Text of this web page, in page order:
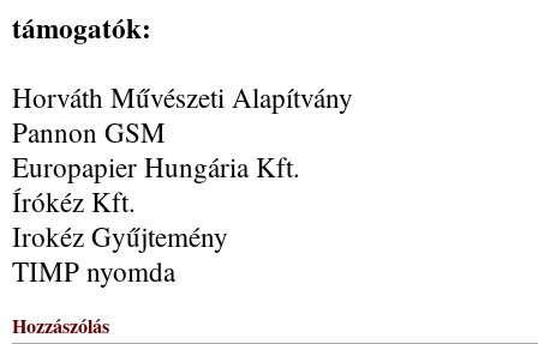
támogatók:
Horváth Művészeti Alapítvány
Pannon GSM
Europapier Hungária Kft.
Írókéz Kft.
Irokéz Gyűjtemény
TIMP nyomda
Hozzászólás